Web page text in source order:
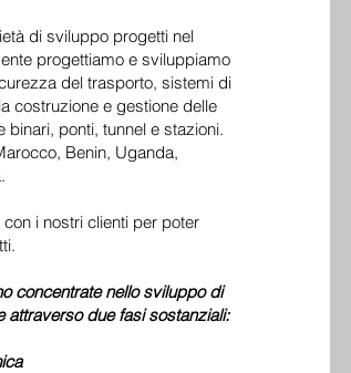
di sviluppo progetti nel
progettiamo e sviluppiamo
del trasporto, sistemi di
costruzione e gestione delle
ponti, tunnel e stazioni.
Benin, Uganda,
i nostri clienti per poter
concentrate nello sviluppo di
due fasi sostanziali: